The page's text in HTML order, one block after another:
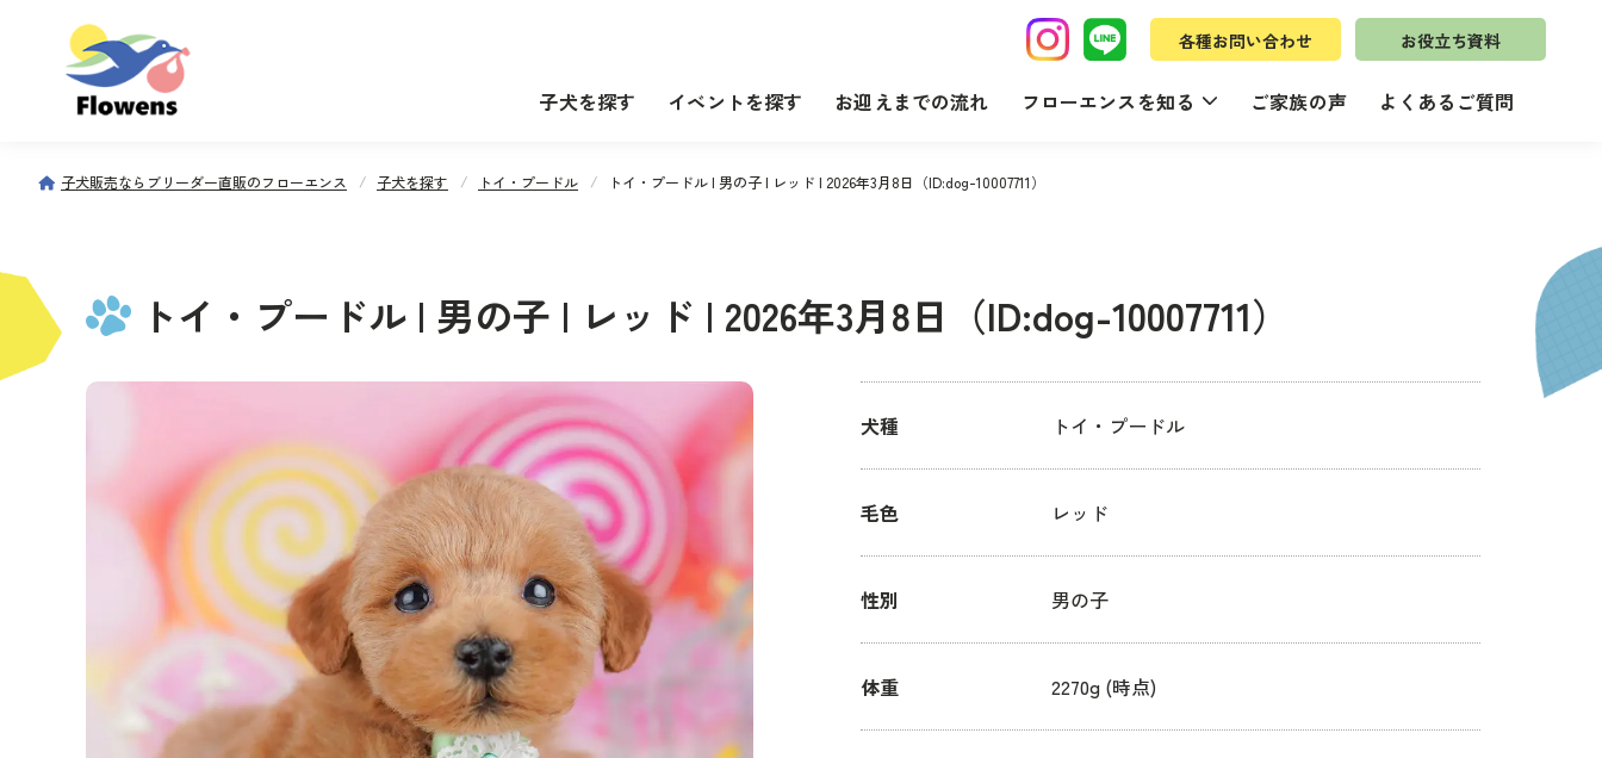
各種お問い合わせ お役立ち資料
子犬を探す イベントを探す お迎えまでの流れ フローエンスを知る ご家族の声 よくあるご質問
子犬販売ならブリーダー直販のフローエンス 子犬を探す トイ・プードル トイ・プードル | 男の子 | レッド | 2026年3月8日（ID:dog-10007711）
トイ・プードル | 男の子 | レッド | 2026年3月8日（ID:dog-10007711）
犬種 トイ・プードル
毛色 レッド
性別 男の子
体重 2270g (時点)